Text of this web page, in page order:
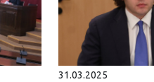
31.03.2025